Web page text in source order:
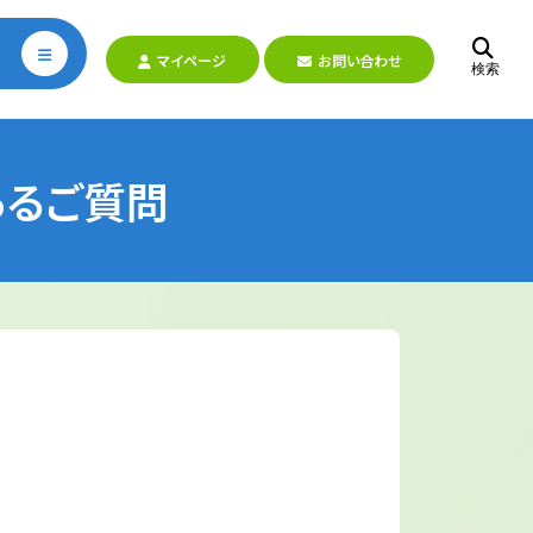
マイページ お問い合わせ 検索
ご質問